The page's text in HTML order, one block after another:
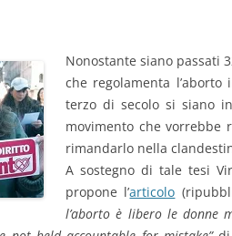
Nonostante siano passati
che regolamenta
terzo di secolo si siano
movimento che vorrebbe
rimandarlo nella
A sostegno di tale tesi
propone l’articolo
l’aborto è libero le donne